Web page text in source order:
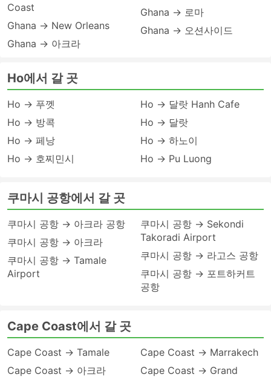
Coast
Ghana → New Orleans
Ghana → 아크라
Ghana → 로마
Ghana → 오션사이드
Ho에서 갈 곳
Ho → 푸껫
Ho → 방콕
Ho → 페낭
Ho → 호찌민시
Ho → 달랏 Hanh Cafe
Ho → 달랏
Ho → 하노이
Ho → Pu Luong
쿠마시 공항에서 갈 곳
쿠마시 공항 → 아크라 공항
쿠마시 공항 → 아크라
쿠마시 공항 → Tamale
Airport
쿠마시 공항 → Sekondi
Takoradi Airport
쿠마시 공항 → 라고스 공항
쿠마시 공항 → 포트하커트
공항
Cape Coast에서 갈 곳
Cape Coast → Tamale
Cape Coast → 아크라
Cape Coast → Marrakech
Cape Coast → Grand